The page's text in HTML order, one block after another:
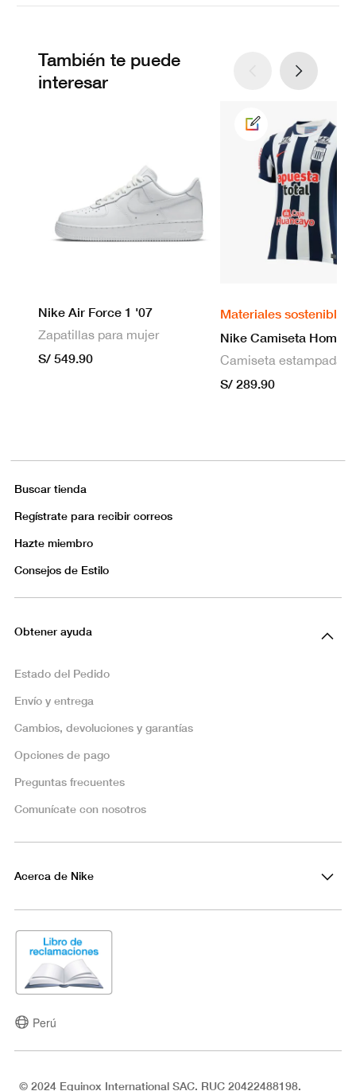
También te puede
interesar
Nike Air Force 1 '07
Zapatillas para mujer
S/ 549.90
Materiales sostenibles
S/ 289.90
Buscar tienda
Regístrate para recibir correos
Hazte miembro
Consejos de Estilo
Obtener ayuda
Estado del Pedido
Envío y entrega
Cambios, devoluciones y garantías
Opciones de pago
Preguntas frecuentes
Comunícate con nosotros
Acerca de Nike
Perú
© 2024 Equinox International SAC. RUC 20422488198.